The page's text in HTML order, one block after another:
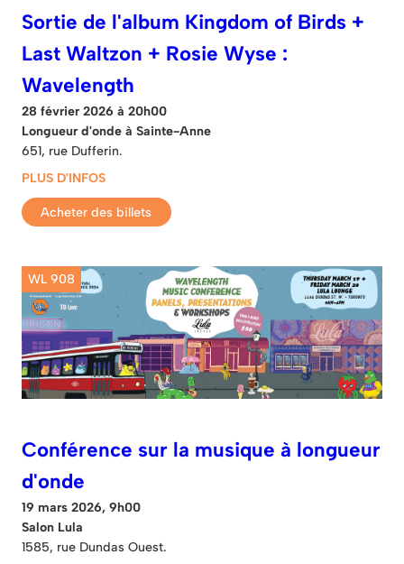
Sortie de l'album Kingdom of Birds +
Last Waltzon + Rosie Wyse :
Wavelength
28 février 2026 à 20h00
Longueur d'onde à Sainte-Anne
651, rue Dufferin.
PLUS D'INFOS
Acheter des billets
WL 908
Conférence sur la musique à longueur
d'onde
19 mars 2026, 9h00
Salon Lula
1585, rue Dundas Ouest.